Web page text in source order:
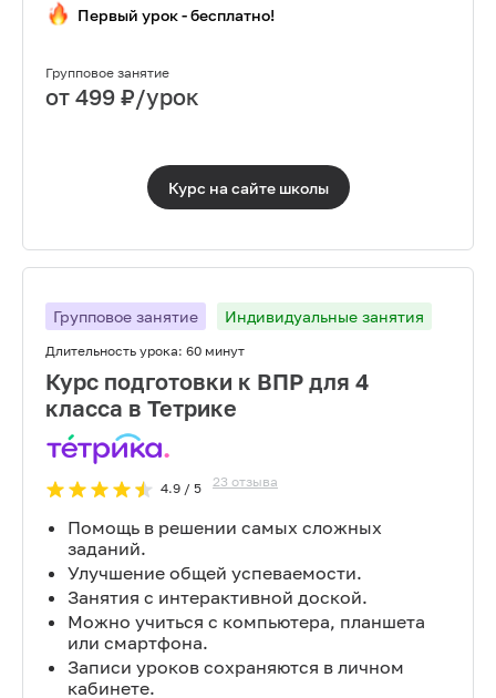
Первый урок - бесплатно!
Групповое занятие
от 499 ₽/урок
Курс на сайте школы
Групповое занятие Индивидуальные занятия
Длительность урока: 60 минут
Курс подготовки к ВПР для 4
класса в Тетрике
4.9/ 5 23 отзыва
Помощь в решении самых сложных
заданий.
Улучшение общей успеваемости.
Занятия с интерактивной доской.
Можно учиться с компьютера, планшета
или смартфона.
Записи уроков сохраняются в личном
кабинете.